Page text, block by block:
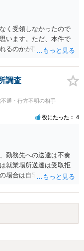
求は通常は認められま
く受領しなかったので
います。ただ、本件で
るのかが問題になるた
調査
通・行方不明の相手
役にたった 4
勤務先への送達は不奏
就業場所送達は受取拒
場合は自宅の住所調査